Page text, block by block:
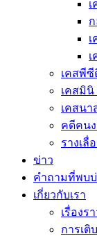
เคสพีซี
เคสมินิ
เคสนา
คดีคน
รางเลื่
ข่าว
คำถามที่พบ
เกี่ยวกับเรา
เรื่องร
การเติ